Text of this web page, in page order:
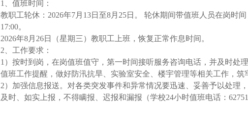
1、值班时间：
教职工轮休：2026年7月13日至8月25日。 轮休期间带值班人员在岗时间
17:00。
2026年8月26日（星期三）教职工上班，恢复正常作息时间。
2、工作要求：
1）按时到岗，在岗值班值守，第一时间接听服务咨询电话，并及时处
值班工作提醒，做好防汛抗旱、实验室安全、楼宇管理等相关工作，筑
2）加强信息报送。对各类突发事件和异常情况要迅速、妥善予以处理
及时、如实上报，不得瞒报、迟报和漏报（学校24小时值班电话：